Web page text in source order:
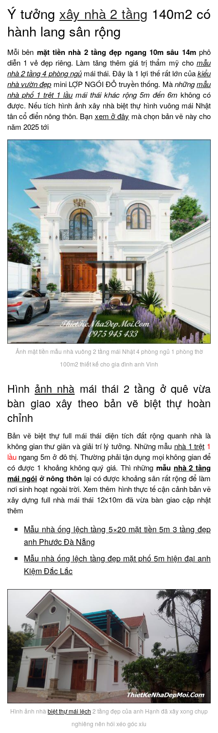
Ý tưởng xây nhà 2 tầng 140m2 có
hành lang sân rộng
Mỗi bên mặt tiền nhà 2 tầng đẹp ngang 10m sâu 14mphô
diễn 1 vẻ đẹp riêng. Làm tăng thêm giá trị thẩm mỹ cho mẫu
nhà 2 tầng 4 phòng ngủ mái thái. Đây là 1 lợi thế rất lớn củakiểu
nhà vườn đẹp mini LỢP NGÓI ĐỎ truyền thống. Mànhữngmẫu
nhà phố 1 trệt 1 lầu mái thái khác rộng 5m đến 6m không có
được. Nếu tích hình ảnh xây nhà biệt thự hình vuông mái Nhật
tân cổ điển nông thôn. Bạn xem ở đây mà chọn bản vẽ này cho
năm 2025 tới
Ảnh mặt tiền mẫu nhà vuông 2 tầng mái Nhật 4 phòng ngủ 1 phòng thờ
100m2 thiết kế cho gia đình anh Vinh
Hình ảnh nhà mái thái 2 tầng ở quê vừa
bàn giao xây theo bản vẽ biệt thự hoàn
chỉnh
Bản vẽ biệt thự full mái thái diện tích đất rộng quanh nhà là
không gian thư giãn và giải trí lý tưởng. Những mẫu nhà 1 trệt 1
lầu ngang 5m ở đô thị. Thường phải tận dụng mọi không gian để
có được 1 khoảng không quý giá. Thì những mẫu nhà 2 tầng
mái ngóiở nông thôn lại có được khoảng sân rất rộng để làm
nơi sinh hoạt ngoài trời. Xem thêm hình thực tế cận cảnh bản vẽ
xây dựng full nhà mái thái 12x10m đã vừa bàn giao cập nhật
thêm
Mẫu nhà ống lệch tầng 5×20 mặt tiền 5m 3 tầng đẹp
anh Phước Đà Nẵng
Mẫu nhà ống lệch tầng đẹp mặt phố 5m hiện đại anh
Kiệm Đắc Lắc
Hình ảnh nhà biệt thự mái lệch 2 tầng đẹp của anh Hạnh đã xây xong chụp
nghiêng nên hói xéo góc xíu